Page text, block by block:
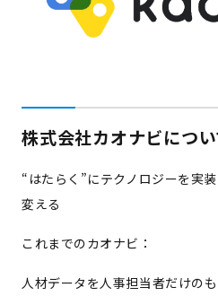
株式会社カオナビについ
“はたらく”にテクノロジーを実
変える
これまでのカオナビ：
人材データを人事担当者だけの